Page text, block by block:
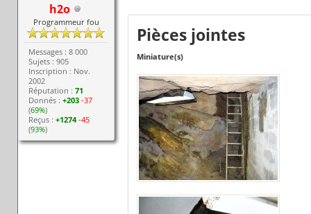
h2o
Programmeur fou
Messages : 8 000
Sujets : 905
Inscription : Nov.
2002
Réputation :71
Donnés :+203 -37
(69%)
Reçus :+1274 -45
(93%)
Pièces jointes
Miniature(s)